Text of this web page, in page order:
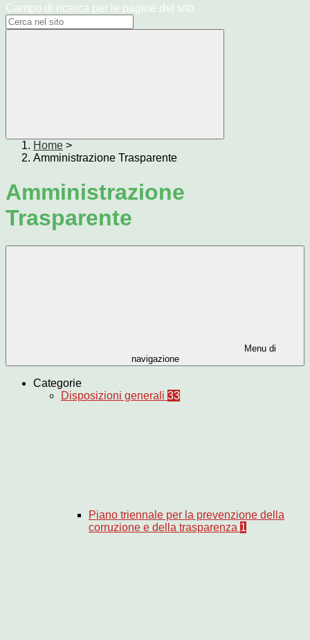
Campo di ricerca per le pagine del sito
Home >
Amministrazione Trasparente
Amministrazione
Trasparente
Menu di
navigazione
Categorie
Disposizioni generali 33
Piano triennale per la prevenzione della
corruzione e della trasparenza 1